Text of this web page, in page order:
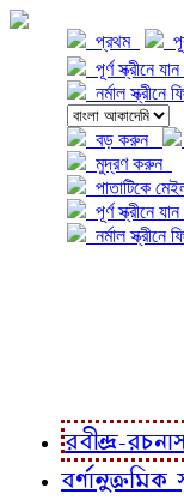
প্রথম
পূর্ণ স্ক্রীনে যান
নর্মাল স্ক্রীনে
বড় করুন
মুদ্রণ করুন
পাতাটিকে
পূর্ণ স্ক্রীনে যান
নর্মাল স্ক্রীনে
রবীন্দ্র-
বর্ণানুক্রমিক